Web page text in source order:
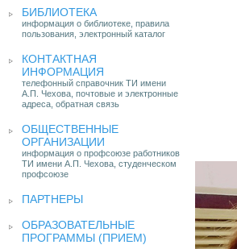
БИБЛИОТЕКА
информация о библиотеке, правила
пользования, электронный каталог
КОНТАКТНАЯ
ИНФОРМАЦИЯ
телефонный справочник ТИ имени
А.П. Чехова, почтовые и электронные
адреса, обратная связь
ОБЩЕСТВЕННЫЕ
ОРГАНИЗАЦИИ
информация о профсоюзе работников
ТИ имени А.П. Чехова, студенческом
профсоюзе
ПАРТНЕРЫ
ОБРАЗОВАТЕЛЬНЫЕ
ПРОГРАММЫ (ПРИЕМ)